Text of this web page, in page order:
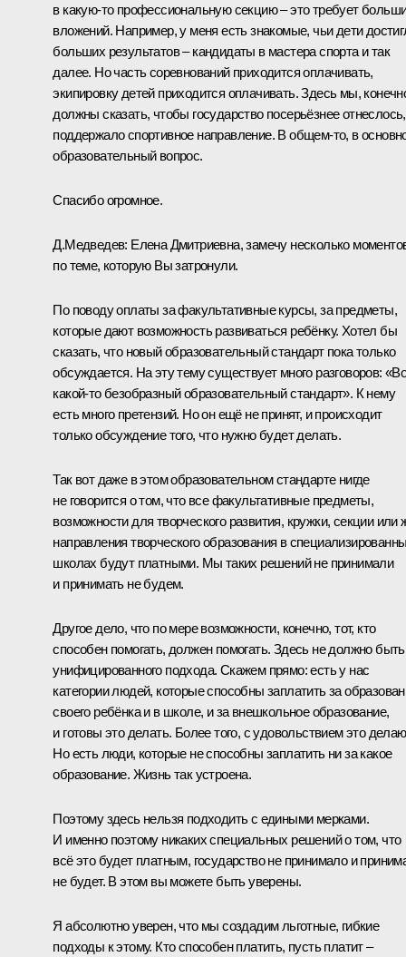
в какую‑то профессиональную секцию – это требует
вложений. Например, у меня есть знакомые, чьи дети
больших результатов – кандидаты в мастера спорта и так
далее. Но часть соревнований приходится оплачивать,
экипировку детей приходится оплачивать. Здесь мы,
должны сказать, чтобы государство посерьёзнее отнеслось,
поддержало спортивное направление. В общем‑то, в
образовательный вопрос.
Спасибо огромное.
Д.Медведев: Елена Дмитриевна, замечу несколько
по теме, которую Вы затронули.
По поводу оплаты за факультативные курсы, за предметы,
которые дают возможность развиваться ребёнку. Хотел бы
сказать, что новый образовательный стандарт пока только
обсуждается. На эту тему существует много разговоров:
какой‑то безобразный образовательный стандарт». К нему
есть много претензий. Но он ещё не принят, и происходит
только обсуждение того, что нужно будет делать.
Так вот даже в этом образовательном стандарте нигде
не говорится о том, что все факультативные предметы,
возможности для творческого развития, кружки, секции или
направления творческого образования в
школах будут платными. Мы таких решений не принимали
и принимать не будем.
Другое дело, что по мере возможности, конечно, тот, кто
способен помогать, должен помогать. Здесь не должно быть
унифицированного подхода. Скажем прямо: есть у нас
категории людей, которые способны заплатить за
своего ребёнка и в школе, и за внешкольное образование,
и готовы это делать. Более того, с удовольствием это
Но есть люди, которые не способны заплатить ни за какое
образование. Жизнь так устроена.
Поэтому здесь нельзя подходить с едиными мерками.
И именно поэтому никаких специальных решений о том, что
всё это будет платным, государство не принимало и
не будет. В этом вы можете быть уверены.
Я абсолютно уверен, что мы создадим льготные, гибкие
подходы к этому. Кто способен платить, пусть платит –